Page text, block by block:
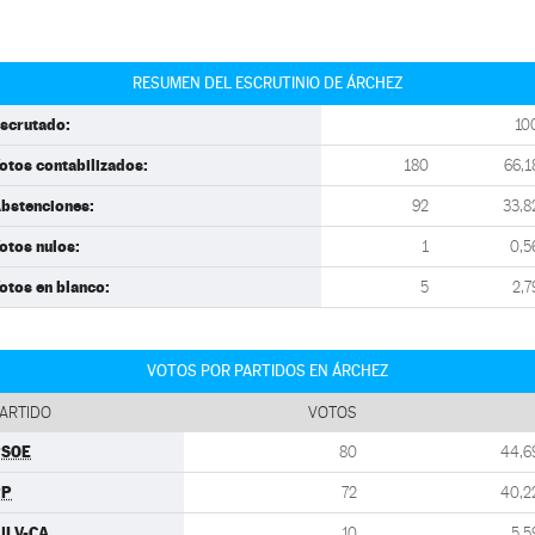
RESUMEN DEL ESCRUTINIO DE ÁRCHEZ
contabilizados: 180
92
nulos: 1
en blanco: 5
VOTOS POR PARTIDOS EN ÁRCHEZ
VOTOS
80
72